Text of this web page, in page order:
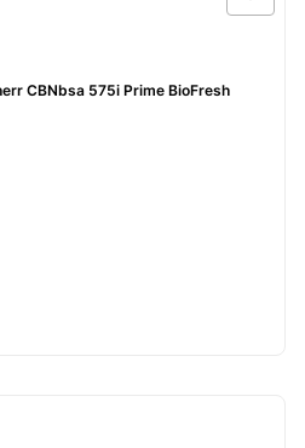
CBNbsa 575i Prime BioFresh